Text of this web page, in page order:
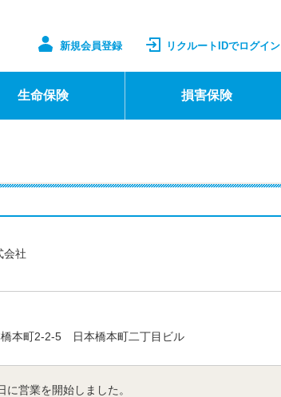
新規会員登録 リクルートIDでログイン
生命保険 損害保険
会社
本町2-2-5 日本橋本町二丁目ビル
営業を開始しました。